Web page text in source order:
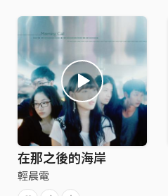
在那之後的海岸
輕晨電